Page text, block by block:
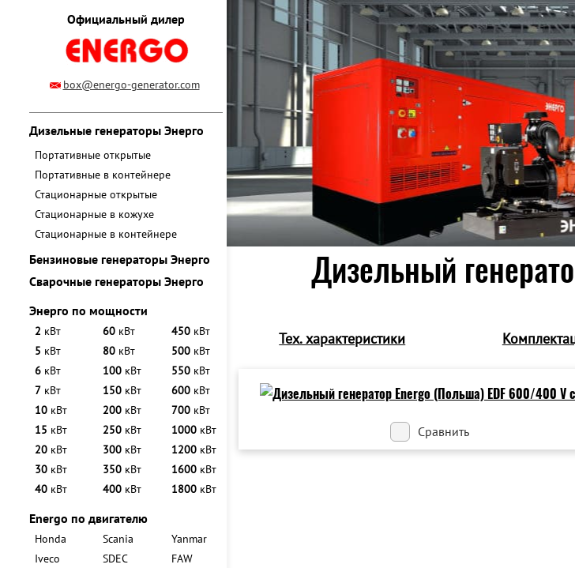
Официальный дилер
box@energo-generator.com
Дизельные генераторы Энерго
Портативные открытые
Портативные в контейнере
Стационарные открытые
Стационарные в кожухе
Стационарные в контейнере
Бензиновые генераторы Энерго
Сварочные генераторы Энерго
Энерго по мощности
2 кВт
5 кВт
6 кВт
7 кВт
10 кВт
15 кВт
20 кВт
30 кВт
40 кВт
60 кВт
80 кВт
100 кВт
150 кВт
200 кВт
250 кВт
300 кВт
350 кВт
400 кВт
450 кВт
500 кВт
550 кВт
600 кВт
700 кВт
1000 кВт
1200 кВт
1600 кВт
1800 кВт
Energo по двигателю
Honda
Iveco
Scania
SDEC
Yanmar
FAW
Дизельный
Тех. характеристики
Сравнить